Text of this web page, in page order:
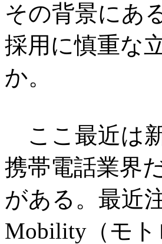
その背景にあ
採用に慎重な
か。
ここ最近は
携帯電話業界
がある。最近
Mobility（モト